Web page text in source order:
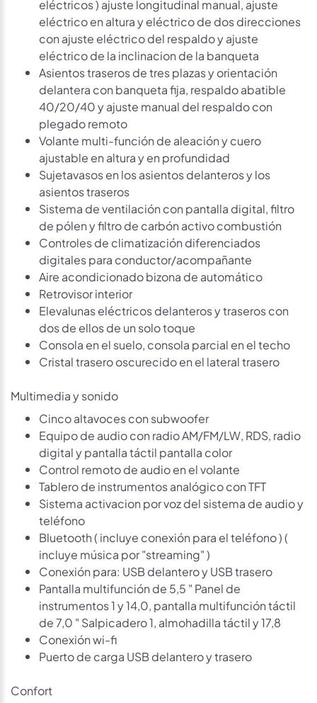
eléctricos ) ajuste longitudinal manual, ajuste
eléctrico en altura y eléctrico de dos direcciones
con ajuste eléctrico del respaldo y ajuste
eléctrico de la inclinacion de la banqueta
Asientos traseros de tres plazas y orientación
delantera con banqueta fija, respaldo abatible
40/20/40 y ajuste manual del respaldo con
plegado remoto
Volante multi-función de aleación y cuero
ajustable en altura y en profundidad
Sujetavasos en los asientos delanteros y los
asientos traseros
Sistema de ventilación con pantalla digital, filtro
de pólen y filtro de carbón activo combustión
Controles de climatización diferenciados
digitales para conductor/acompañante
Aire acondicionado bizona de automático
Retrovisor interior
Elevalunas eléctricos delanteros y traseros con
dos de ellos de un solo toque
Consola en el suelo, consola parcial en el techo
Cristal trasero oscurecido en el lateral trasero
Multimedia y sonido
Cinco altavoces con subwoofer
Equipo de audio con radio AM/FM/LW, RDS, radio
digital y pantalla táctil pantalla color
Control remoto de audio en el volante
Tablero de instrumentos analógico con TFT
Sistema activacion por voz del sistema de audio y
teléfono
Bluetooth ( incluye conexión para el teléfono ) (
incluye música por "streaming" )
Conexión para: USB delantero y USB trasero
Pantalla multifunción de 5,5 " Panel de
instrumentos 1 y 14,0, pantalla multifunción táctil
de 7,0 " Salpicadero 1, almohadilla táctil y 17,8
Conexión wi-fi
Puerto de carga USB delantero y trasero
Confort